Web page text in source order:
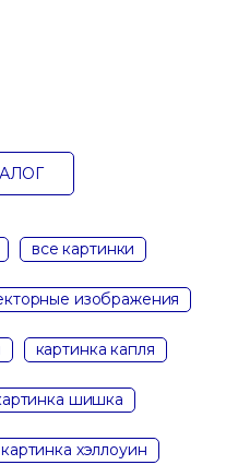
все картинки
изображения
картинка капля
шишка
картинка хэллоуин